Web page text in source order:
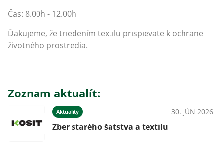
Čas: 8.00h - 12.00h
Ďakujeme, že triedením textilu prispievate k ochrane
životného prostredia.
Zoznam aktualít:
Aktuality 30. JÚN 2026
Zber starého šatstva a textilu